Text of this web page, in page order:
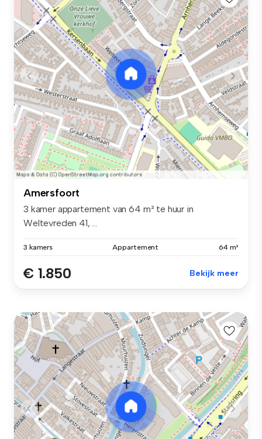
Amersfoort
3 kamer appartement van 64 m² te huur in
Weltevreden 41, ...
3 kamers Appartement 64 m²
€ 1.850 Bekijk meer